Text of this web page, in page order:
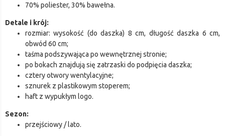
70% poliester, 30% bawełna.
Detale i krój:
rozmiar: wysokość (do daszka) 8 cm, długość daszka 6 cm,
obwód 60 cm;
taśma podszywająca po wewnętrznej stronie;
po bokach znajdują się zatrzaski do podpięcia daszka;
cztery otwory wentylacyjne;
sznurek z plastikowym stoperem;
haft z wypukłym logo.
Sezon:
przejściowy / lato.